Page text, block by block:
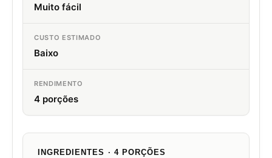
Muito fácil
CUSTO ESTIMADO
Baixo
RENDIMENTO
4 porções
INGREDIENTES · 4 PORÇÕES